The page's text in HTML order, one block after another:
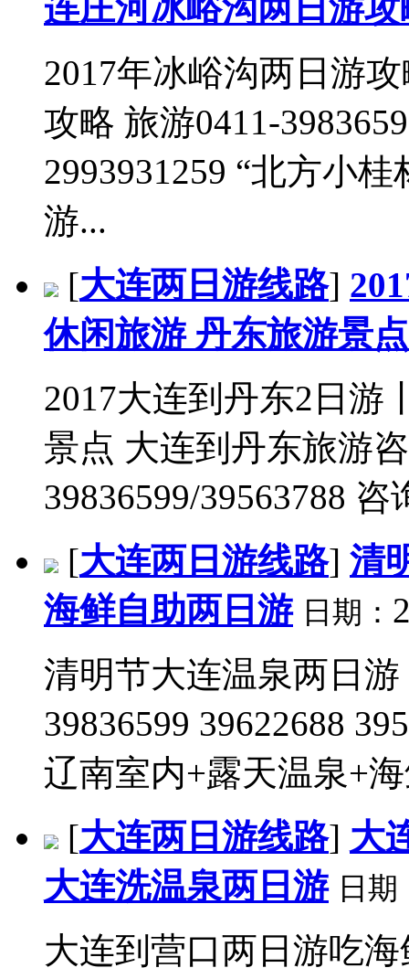
连庄河冰峪沟两日游攻
2017年冰峪沟两日游
攻略 旅游0411-
2993931259 “北方小
游...
[大连两日游线路]
休闲旅游 丹东旅游景点
2017大连到丹东2日游
景点 大连到丹东旅游
39836599/39563788 咨
[大连两日游线路] 清
海鲜自助两日游 日期：
清明节大连温泉两日
39836599 39622688
辽南室内+露天温泉+
[大连两日游线路] 大
大连洗温泉两日游 日期
大连到营口两日游吃